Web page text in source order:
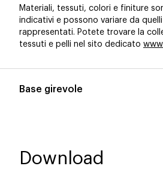
Materiali, tessuti, colori e finiture
indicativi e possono variare da
rappresentati. Potete trovare la
tessuti e pelli nel sito dedicato
Base girevole
Download